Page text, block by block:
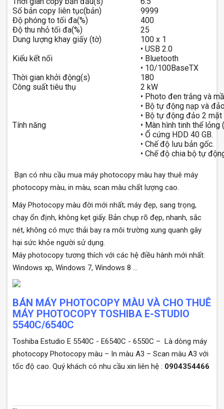
Số bản copy liên tục(bản)
9999
Độ phóng to tối đa(%)
400
Độ thu nhỏ tối đa(%)
25
Dung lượng khay giấy (tờ)
100 x 1
Kiểu kết nối
• USB 2.0
• Bluetooth
• 10/100BaseTX
Thời gian khởi động(s)
Công suất tiêu thụ
180
2 kW
Tính năng
• Photo đen trắng và
• Bộ tự động nạp và
• Bộ tự động đảo 2
• Màn hình tinh thể lỏng
• Ổ cứng HDD 40 GB.
• Chế độ lưu bản gốc.
• Chế độ chia bộ tự
Bạn có nhu cầu mua máy photocopy màu hay thuê máy
photocopy màu, in màu, scan màu chất lượng cao.
Máy Photocopy màu đời mới nhất; máy đẹp, sang trọng,
chạy ổn định, không kẹt giấy. Bản chụp rõ đẹp, nhanh, sắc
nét, không có mực thải bay ra môi trường xung quanh gây
hại sức khỏe người sử dụng.
Máy photocopy tương thích với các hệ điều hành mới nhất:
Windows xp, Windows 7, Windows 8 …
BÁN MÁY PHOTOCOPY MÀU VÀ CHO THUÊ
MÁY PHOTOCOPY TOSHIBA E-STUDIO
5540C/6540C
Toshiba Estudio E 5540C - E6540C - 6550C – Là dòng máy
photocopy Photocopy màu – In màu A3 – Scan màu A3 với
tốc độ cao. Quý khách có nhu cầu xin liên hệ : 0904354466